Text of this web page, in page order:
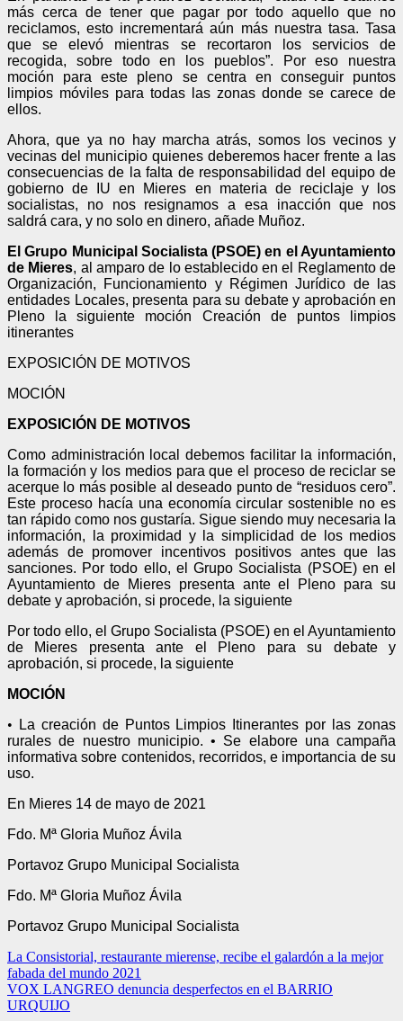
más cerca de tener que pagar por todo aquello que no
reciclamos, esto incrementará aún más nuestra tasa. Tasa
que se elevó mientras se recortaron los servicios de
recogida, sobre todo en los pueblos”. Por eso nuestra
moción para este pleno se centra en conseguir puntos
limpios móviles para todas las zonas donde se carece de
ellos.
Ahora, que ya no hay marcha atrás, somos los vecinos y
vecinas del municipio quienes deberemos hacer frente a las
consecuencias de la falta de responsabilidad del equipo de
gobierno de IU en Mieres en materia de reciclaje y los
socialistas, no nos resignamos a esa inacción que nos
saldrá cara, y no solo en dinero, añade Muñoz.
El Grupo Municipal Socialista (PSOE) en el Ayuntamiento
de Mieres, al amparo de lo establecido en el Reglamento de
Organización, Funcionamiento y Régimen Jurídico de las
entidades Locales, presenta para su debate y aprobación en
Pleno la siguiente moción
Creación de puntos limpios
itinerantes
EXPOSICIÓN DE MOTIVOS
MOCIÓN
EXPOSICIÓN DE MOTIVOS
Como administración local debemos facilitar la información,
la formación y los medios para que el proceso de reciclar se
acerque lo más posible al deseado punto de “residuos cero”.
Este proceso hacía una economía circular sostenible no es
tan rápido como nos gustaría. Sigue siendo muy necesaria la
información, la proximidad y la simplicidad de los medios
además de promover incentivos positivos antes que las
sanciones. Por todo ello, el Grupo Socialista (PSOE) en el
Ayuntamiento de Mieres presenta ante el Pleno para su
debate y aprobación, si procede, la siguiente
Por todo ello, el Grupo Socialista (PSOE) en el Ayuntamiento
de Mieres presenta ante el Pleno para su debate y
aprobación, si procede, la siguiente
MOCIÓN
•
La creación de Puntos Limpios Itinerantes por las zonas
rurales de nuestro municipio. • Se elabore una campaña
informativa sobre contenidos, recorridos, e importancia de su
uso.
En Mieres 14 de mayo de 2021
Fdo. Mª Gloria Muñoz Ávila
Portavoz Grupo Municipal Socialista
Fdo. Mª Gloria Muñoz Ávila
Portavoz Grupo Municipal Socialista
Navegación
de
entradas
La Consistorial, restaurante mierense, recibe el galardón a la mejor
fabada del mundo 2021
VOX LANGREO denuncia desperfectos en el BARRIO
URQUIJO